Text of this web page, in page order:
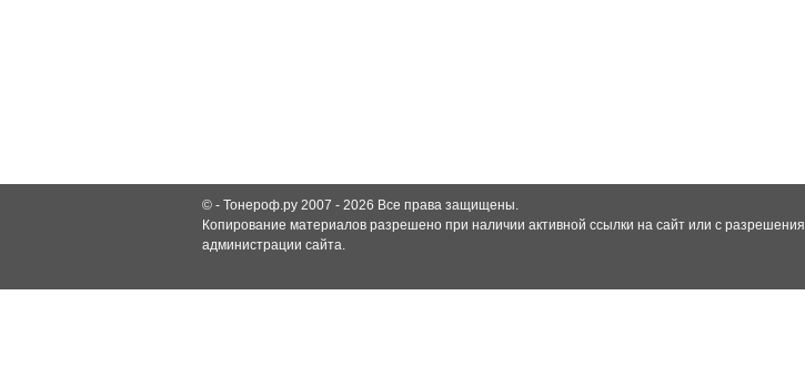
© - Тонероф.ру 2007 - 2026 Все права защищены.
Копирование материалов разрешено при наличии активной ссылки на сайт или с разрешения
администрации сайта.